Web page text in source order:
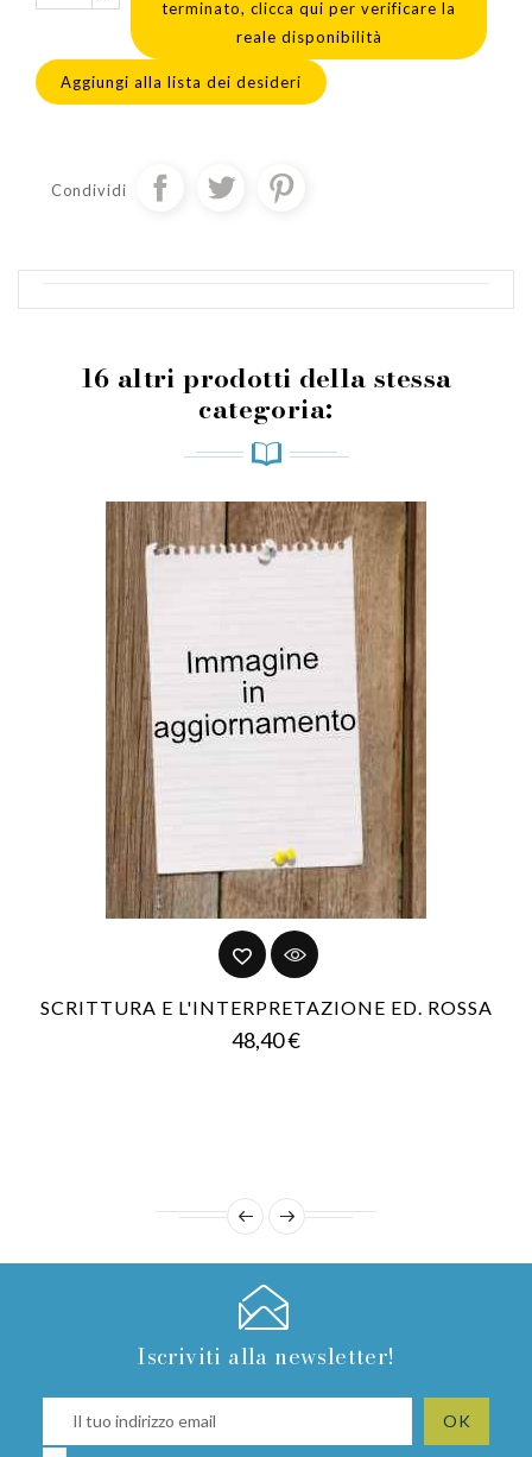
terminato, clicca qui per verificare la
reale disponibilità
Aggiungi alla lista dei desideri
Condividi
16 altri prodotti della stessa
categoria:
SCRITTURA E L'INTERPRETAZIONE ED. ROSSA
48,40 €Prezzo
Iscriviti alla newsletter!